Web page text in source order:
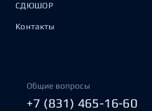
СДЮШОР
Контакты
Общие вопросы
+7 (831) 465-16-60